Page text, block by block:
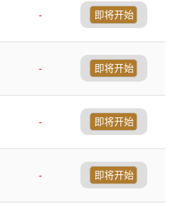
-
即将开始
-
即将开始
-
即将开始
-
即将开始